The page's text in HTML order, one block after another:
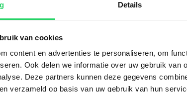
Details
van cookies
content en advertenties te personaliseren, om
Ook delen we informatie over uw gebruik van
Deze partners kunnen deze gegevens
verzameld op basis van uw gebruik van hun
gestucte muur. Uw stucwerk kan
meubels of andere objecten niet te dicht
ter bescherming tegen stoten.
bijvoorbeeld met een vulmiddel. Zo